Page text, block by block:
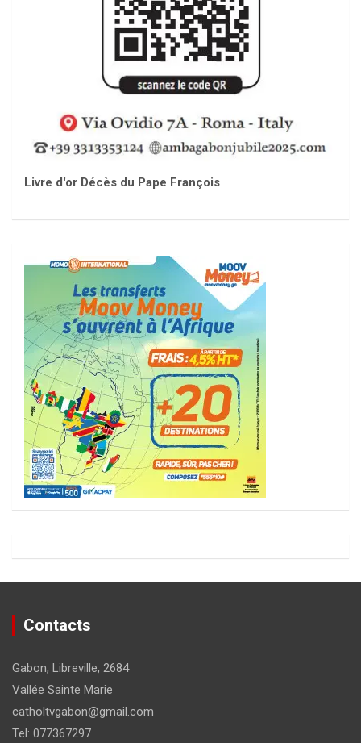
Livre d'or Décès du Pape François
Contacts
Gabon, Libreville, 2684
Vallée Sainte Marie
catholtvgabon@gmail.com
Tel: 077367297